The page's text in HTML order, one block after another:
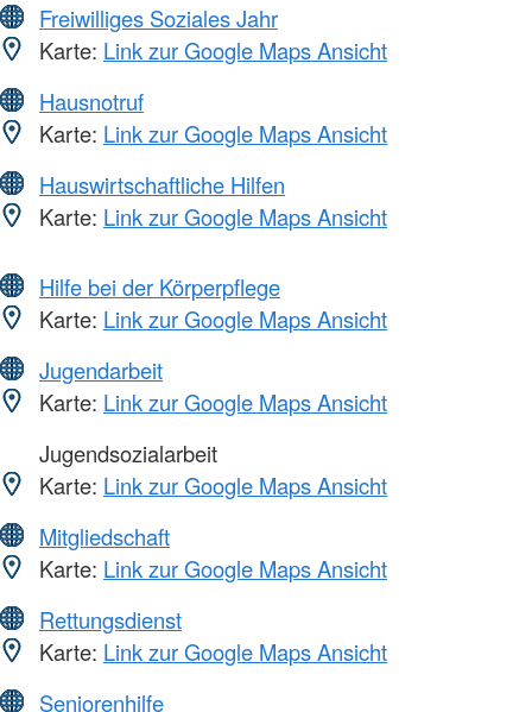
Freiwilliges Soziales Jahr
Karte: Link zur Google Maps Ansicht
Hausnotruf
Karte: Link zur Google Maps Ansicht
Hauswirtschaftliche Hilfen
Karte: Link zur Google Maps Ansicht
Hilfe bei der Körperpflege
Karte: Link zur Google Maps Ansicht
Jugendarbeit
Karte: Link zur Google Maps Ansicht
Jugendsozialarbeit
Karte: Link zur Google Maps Ansicht
Mitgliedschaft
Karte: Link zur Google Maps Ansicht
Rettungsdienst
Karte: Link zur Google Maps Ansicht
Seniorenhilfe